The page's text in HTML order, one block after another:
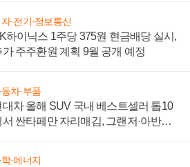
·전기·정보통신
하이닉스 1주당 375원 현금배당 실시,
가 주주환원 계획 9월 공개 예정
차·부품
대차 올해 SUV 국내 베스트셀러 톱10
서 싼타페만 자리매김, 그랜저·아반떼
·에너지